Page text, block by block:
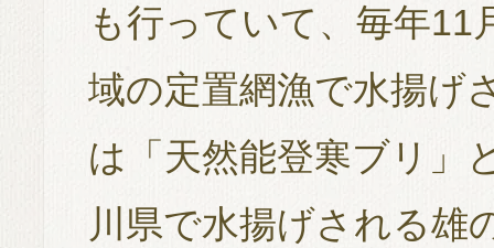
も行っていて、毎年11
域の定置網漁で水揚げ
は「天然能登寒ブリ」
川県で水揚げされる雄